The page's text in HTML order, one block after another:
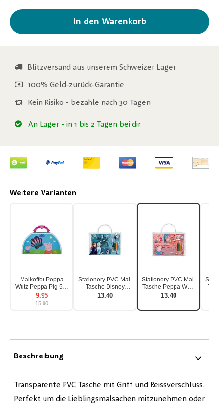
In den Warenkorb
Blitzversand aus unserem Schweizer Lager
100% Geld-zurück-Garantie
Kein Risiko - bezahle nach 30 Tagen
An Lager - in 1 bis 2 Tagen bei dir
Weitere Varianten
Malkoffer Peppa
Wutz Peppa Pig 50-
teilig
9.95
15.90
Stationery PVC Mal-
Tasche Disney
Frozen 19-teilig
13.40
Stationery PVC Mal-
Tasche Peppa Wutz
Peppa Pig 19-teilig
13.40
Beschreibung
Transparente PVC Tasche mit Griff und Reissverschluss.
Perfekt um die Lieblingsmalsachen mitzunehmen oder